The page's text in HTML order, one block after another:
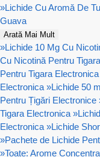
»Lichide Cu Aromă De
Guava
Arată Mai Mult
»Lichide 10 Mg Cu
Cu Nicotină Pentru
Pentru Tigara Electronica
Electronica »Lichide 50
Pentru Țigări Electronice
Tigara Electronica »
Electronica »Lichide
»Pachete de Lichide
»Toate: Arome